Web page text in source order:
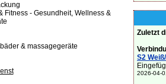
Fitness - Gesundheit, Wellness &
& massagegeräte
Zuletzt
S2
2026-04-